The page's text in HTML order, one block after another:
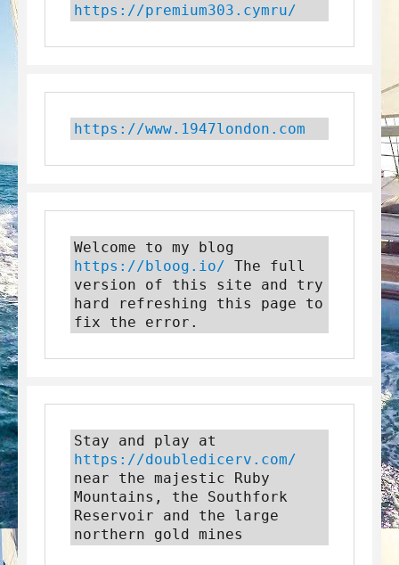
https://premium303.cymru/
https://www.1947london.com
https://bloog.io/ The full
version of this site and try
hard refreshing this page to
fix the error.
https://doubledicerv.com/
near the majestic Ruby
Mountains, the Southfork
Reservoir and the large
northern gold mines